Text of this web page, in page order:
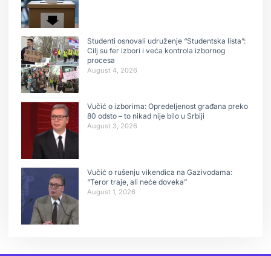
Studenti osnovali udruženje “Studentska lista”:
Cilj su fer izbori i veća kontrola izbornog
procesa
August 4, 2026
Vučić o izborima: Opredeljenost građana preko
80 odsto – to nikad nije bilo u Srbiji
August 3, 2026
Vučić o rušenju vikendica na Gazivodama:
“Teror traje, ali neće doveka”
August 1, 2026